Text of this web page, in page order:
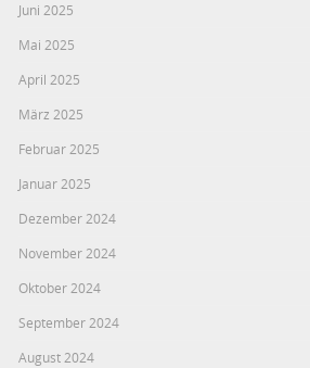
Juni 2025
Mai 2025
April 2025
März 2025
Februar 2025
Januar 2025
Dezember 2024
November 2024
Oktober 2024
September 2024
August 2024